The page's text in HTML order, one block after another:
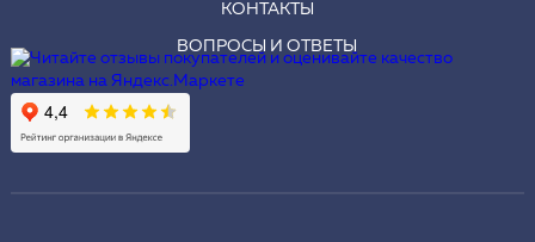
КОНТАКТЫ
ВОПРОСЫ И ОТВЕТЫ